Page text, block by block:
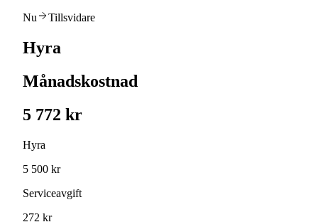
Nu Tillsvidare
Hyra
Månadskostnad
5 772 kr
Hyra
5 500 kr
Serviceavgift
272 kr